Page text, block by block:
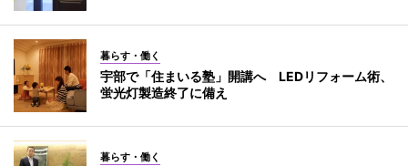
暮らす・働く
宇部で「住まいる塾」開講へ LEDリフォーム術、
蛍光灯製造終了に備え
暮らす・働く